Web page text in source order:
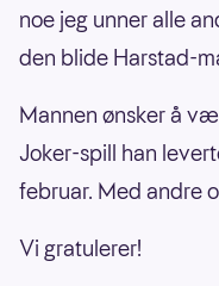
noe jeg unner alle
den blide Harstad-
Mannen ønsker å
Joker-spill han
februar. Med andre
Vi gratulerer!